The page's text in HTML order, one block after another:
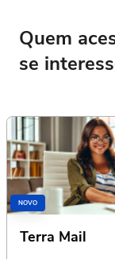
Quem
se
NOVO
Terra Mail